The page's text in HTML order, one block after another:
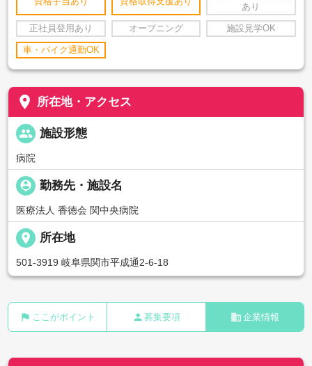
あり
正社員登用あり オープニング 施設見学OK
車・バイク通勤OK
place 所在地・アクセス
people 施設形態
病院
person_pin 勤務先・施設名
医療法人 香徳会 関中央病院
place 所在地
501-3919 岐阜県関市平成通2-6-18
flag ここがポイント person 募集要項 business 企業情報